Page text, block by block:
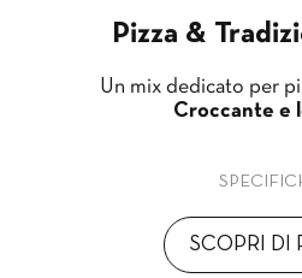
Pizza &
Un mix dedicato per
Croccante e
SCOPRI DI